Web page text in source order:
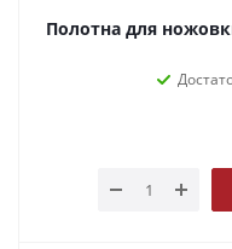
Полотна для